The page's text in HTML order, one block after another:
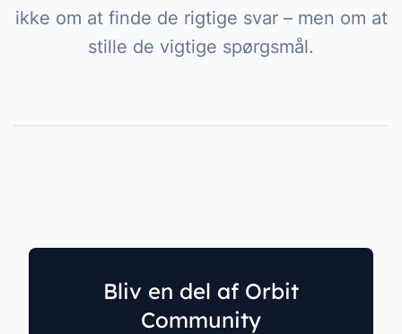
ikke om at finde de rigtige svar – men om at
stille de vigtige spørgsmål.
Bliv en del af Orbit
Community